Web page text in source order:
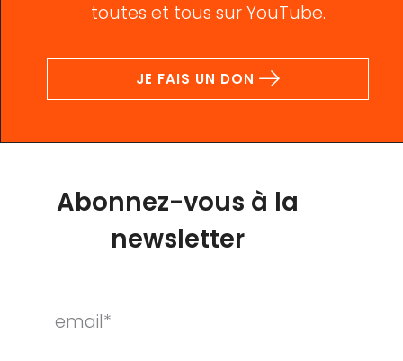
toutes et tous sur YouTube.
JE FAIS UN DON
Abonnez-vous à la
newsletter
email*